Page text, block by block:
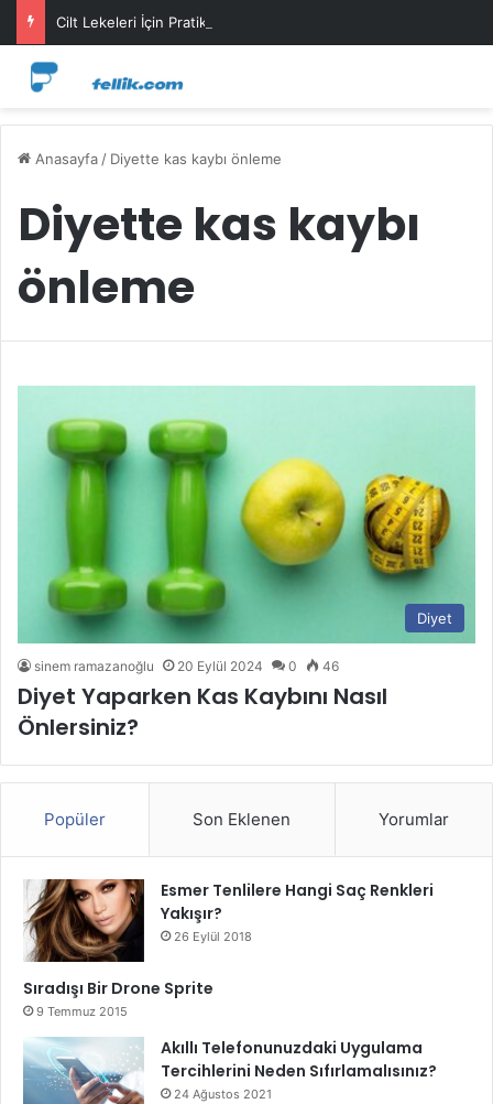
Cilt Lekeleri İçin Pratik Maske Önerileri
Anasayfa / Diyette kas kaybı önleme
Diyette kas kaybı
önleme
Diyet
sinem ramazanoğlu 20 Eylül 2024 0 46
Diyet Yaparken Kas Kaybını Nasıl
Önlersiniz?
Popüler Son Eklenen Yorumlar
Esmer Tenlilere Hangi Saç Renkleri
Yakışır?
26 Eylül 2018
Sıradışı Bir Drone Sprite
9 Temmuz 2015
Akıllı Telefonunuzdaki Uygulama
Tercihlerini Neden Sıfırlamalısınız?
24 Ağustos 2021